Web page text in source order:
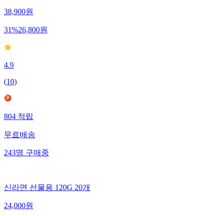
38,900원
31%26,800원
4.9
(10)
804적립
무료배송
243명구매중
신라면 선물용 120G 20개
24,000원